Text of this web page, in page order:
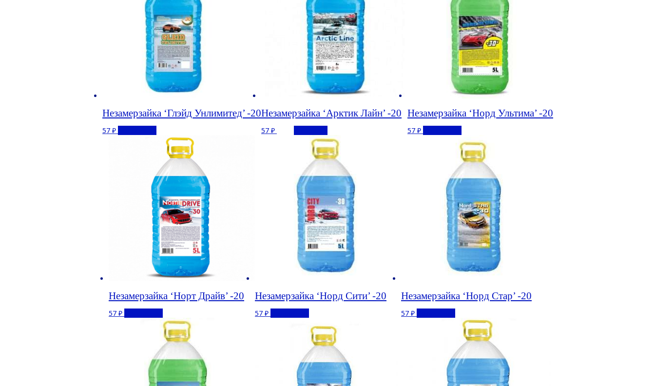
Незамерзайка ‘Глэйд Унлимитед’ -20
57 ₽
Незамерзайка ‘Арктик Лайн’ -20
57 ₽
Незамерзайка ‘Норд Ультима’ -20
57 ₽
Незамерзайка ‘Норт Драйв’ -20
57 ₽
Незамерзайка ‘Норд Сити’ -20
57 ₽
Незамерзайка ‘Норд Стар’ -20
57 ₽